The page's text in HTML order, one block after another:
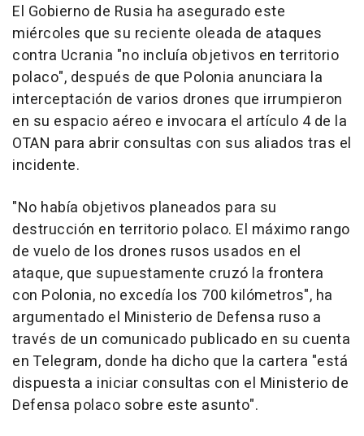
El Gobierno de Rusia ha asegurado este
miércoles que su reciente oleada de ataques
contra Ucrania "no incluía objetivos en territorio
polaco", después de que Polonia anunciara la
interceptación de varios drones que irrumpieron
en su espacio aéreo e invocara el artículo 4 de la
OTAN para abrir consultas con sus aliados tras el
incidente.
"No había objetivos planeados para su
destrucción en territorio polaco. El máximo rango
de vuelo de los drones rusos usados en el
ataque, que supuestamente cruzó la frontera
con Polonia, no excedía los 700 kilómetros", ha
argumentado el Ministerio de Defensa ruso a
través de un comunicado publicado en su cuenta
en Telegram, donde ha dicho que la cartera "está
dispuesta a iniciar consultas con el Ministerio de
Defensa polaco sobre este asunto".